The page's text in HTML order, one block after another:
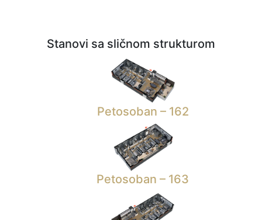
Stanovi sa sličnom strukturom
Petosoban – 162
Petosoban – 163